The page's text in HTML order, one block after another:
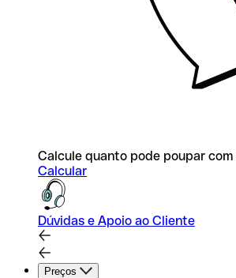
Calcule quanto pode poupar com
Calcular
Dúvidas e Apoio ao Cliente
Preços